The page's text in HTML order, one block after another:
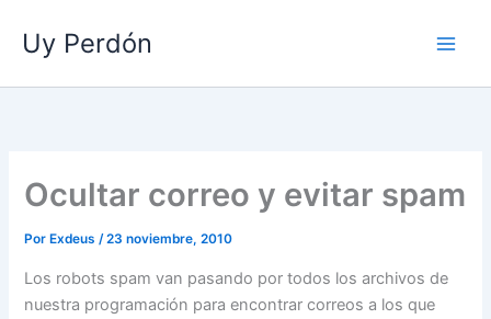
contenido
Uy Perdón
Ocultar correo y evitar spam
Por Exdeus/23 noviembre, 2010
Los robots spam van pasando por todos los archivos de
nuestra programación para encontrar correos a los que